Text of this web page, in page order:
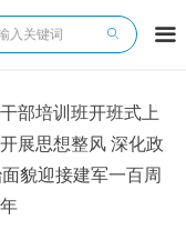
끀
ꄙ
部培训班开班式上
展思想整风 深化政
貌迎接建军一百周
年